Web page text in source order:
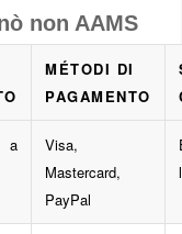
non AAMS
MÉTODI DI
PAGAMENTO
a
Visa,
Mastercard,
PayPal